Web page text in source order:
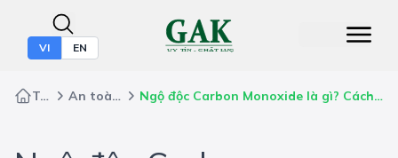
VI EN
Trang chủ An toàn lao động Ngộ độc Carbon Monoxide là gì? Cách phòng ngừa và giảm thiểu rủi ro